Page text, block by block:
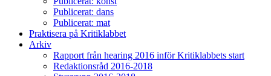
Publicerat: dans
Publicerat: mat
Praktisera på Kritiklabbet
Arkiv
Rapport från hearing 2016 inför Kritiklabbets start
Redaktionsråd 2016-2018